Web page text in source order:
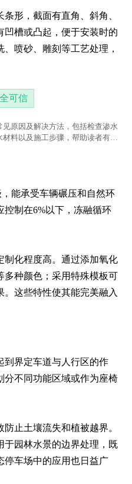
形，截面有直角、斜角、
凹槽或凸起，便于安装时的
喷砂、雕刻等工艺处理，
可信
原因及解决方法，包括检查渗水
料以及施工步骤，帮助读者有效
能承受车辆碾压和自然环
制在6%以下，冻融循环
制化程度高。通过添加氧化
多种颜色；采用特殊模板可
这些特性使其能完美融入
到界定车道与人行区的作
分不同功能区域或作为座椅
止土壤流失和植被越界。
于园林水景的边界处理，既
停车场中的应用也日益广